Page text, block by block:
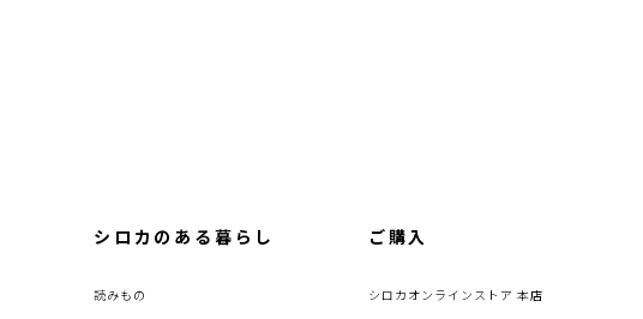
シロカのある暮らし
読みもの
ご購入
シロカオンラインストア 本店